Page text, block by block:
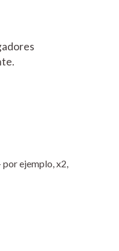
ejemplo, x2,